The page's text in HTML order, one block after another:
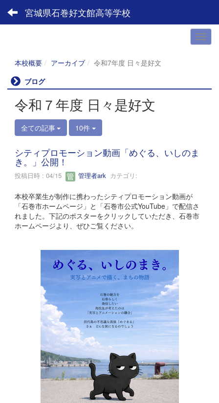
宮城県石巻好文館高等学校
本校概要 アーカイブ
令和7年度 日々是好文
ブログ
令和７年度 日々是好文
全ての記事 10件
シティプロモーション動画「めぐる、いしのま
き。」公開！
投稿日時 : 04/15 管理者ark カテゴリ:
本校卒業生が制作に携わったシティプロモーション動画が
「石巻市ホームページ」と「石巻市公式YouTube」で配信さ
れました。下記のポスターをクリックしていただき、石巻市
ホームページより、ぜひご覧ください。